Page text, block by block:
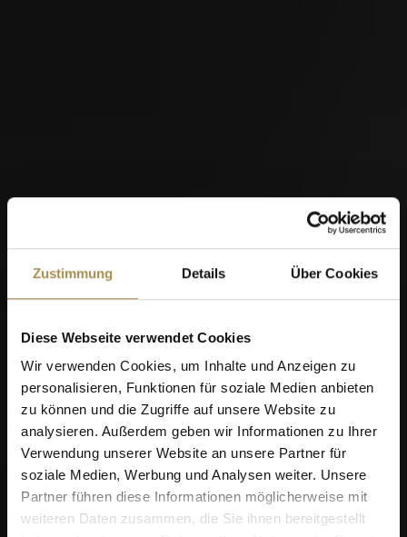
Zustimmung Details Über Cookies
Diese Webseite verwendet Cookies
Wir verwenden Cookies, um Inhalte und Anzeigen zu
personalisieren, Funktionen für soziale Medien anbieten
zu können und die Zugriffe auf unsere Website zu
analysieren. Außerdem geben wir Informationen zu Ihrer
Verwendung unserer Website an unsere Partner für
soziale Medien, Werbung und Analysen weiter. Unsere
Partner führen diese Informationen möglicherweise mit
weiteren Daten zusammen, die Sie ihnen bereitgestellt